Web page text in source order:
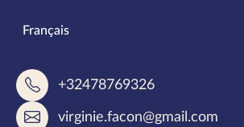
Langues parlées
Français
+32478769326
virginie.facon@gmail.com